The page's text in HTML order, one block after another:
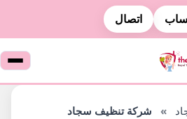
اتصال
» شركة تنظيف سجاد